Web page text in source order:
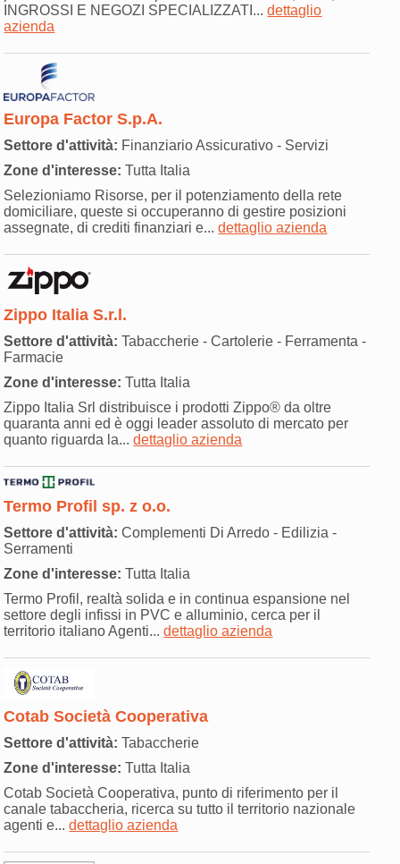
INGROSSI E NEGOZI SPECIALIZZATI...dettaglio
azienda
Europa Factor S.p.A.
Settore d'attività: Finanziario Assicurativo - Servizi
Zone d'interesse: Tutta Italia
Selezioniamo Risorse, per il potenziamento della rete
domiciliare, queste si occuperanno di gestire posizioni
assegnate, di crediti finanziari e...dettaglio azienda
Zippo Italia S.r.l.
Settore d'attività: Tabaccherie - Cartolerie - Ferramenta -
Farmacie
Zone d'interesse: Tutta Italia
Zippo Italia Srl distribuisce i prodotti Zippo® da oltre
quaranta anni ed è oggi leader assoluto di mercato per
quanto riguarda la...dettaglio azienda
Termo Profil sp. z o.o.
Settore d'attività: Complementi Di Arredo - Edilizia -
Serramenti
Zone d'interesse: Tutta Italia
Termo Profil, realtà solida e in continua espansione nel
settore degli infissi in PVC e alluminio, cerca per il
territorio italiano Agenti...dettaglio azienda
Cotab Società Cooperativa
Settore d'attività: Tabaccherie
Zone d'interesse: Tutta Italia
Cotab Società Cooperativa, punto di riferimento per il
canale tabaccheria, ricerca su tutto il territorio nazionale
agenti e...dettaglio azienda